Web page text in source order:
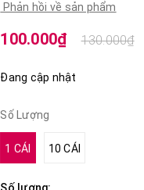
Phản hồi về sản phẩm
100.000₫ 130.000₫
Đang cập nhật
Số Lượng
1 CÁI 10 CÁI